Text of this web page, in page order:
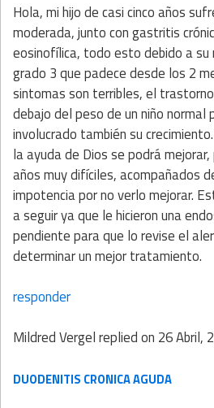
Hola, mi hijo de casi cinco años
moderada, junto con gastritis
eosinofílica, todo esto debido a
grado 3 que padece desde los 2
sintomas son terribles, el
debajo del peso de un niño normal
involucrado también su
la ayuda de Dios se podrá
años muy difíciles, acompañados
impotencia por no verlo mejorar.
a seguir ya que le hicieron una
pendiente para que lo revise el
determinar un mejor tratamiento.
responder
Mildred Vergelreplied on 26 Abril,
DUODENITIS CRONICA AGUDA